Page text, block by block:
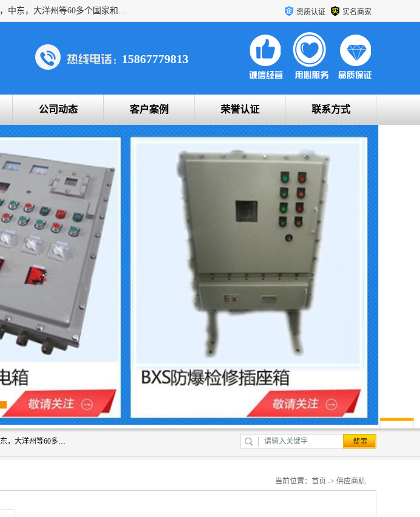
浙创防爆公司产品得到了 国内外广大用户的青眯，销售网络遍布全国各地及远销东南亚，非洲，中东，大洋州等60多个国家和地区，并初步建立起以中国大陆为总部的全球营销体系。 专业生产：防爆电气，BXMD系列防爆照明动力配电箱，BJX防爆接线箱，BKX防爆控制箱，防爆检修电源箱，防爆开关箱，不锈钢防爆箱，201/304/316不锈钢防爆配电箱系列， 防爆防腐系列，防爆防腐操作柱，防爆防腐控制箱 浙创防爆 资质认证 实名商家
15867779813
公司动态 客户案例 荣誉认证 联系方式
浙创防爆公司产品得到了 国内外广大用户的青眯，销售网络遍布全国各地及远销东南亚，非洲，中东，大洋州等60多个国家和地区，并初步建立起以中国大陆为总部的全球营销体系。 专业生产：防爆电气，BXMD系列防爆照明动力配电箱，BJX防爆接线箱，BKX防爆控制箱，防爆检修电源箱，防爆开关箱，不锈钢防爆箱，201/304/316不锈钢防爆配电箱系列， 防爆防腐系列，防爆防腐操作柱，防爆防腐控制箱 浙创防爆
当前位置： 首页 -> 供应商机